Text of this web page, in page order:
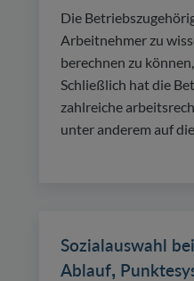
Die
Arbeitnehmer zu
berechnen zu
Schließlich hat die
zahlreiche
unter anderem auf
Sozialauswahl
Ablauf,